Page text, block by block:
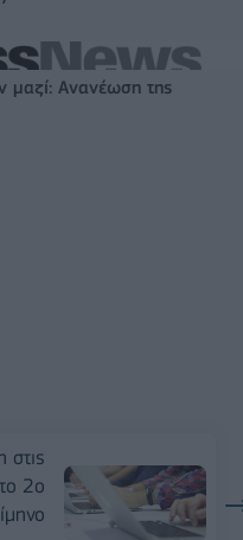
μαζί: Ανανέωση της
στις
2ο